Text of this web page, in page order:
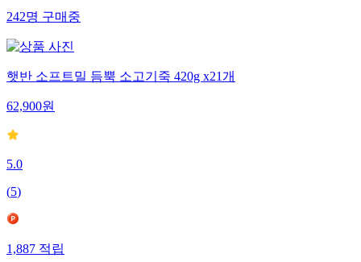
242명구매중
햇반 소프트밀 듬뿍 소고기죽 420g x21개
62,900원
5.0
(5)
1,887적립